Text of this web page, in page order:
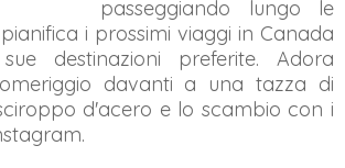
passeggiando lungo le
i prossimi viaggi in Canada
destinazioni preferite. Adora
davanti a una tazza di
d'acero e lo scambio con i